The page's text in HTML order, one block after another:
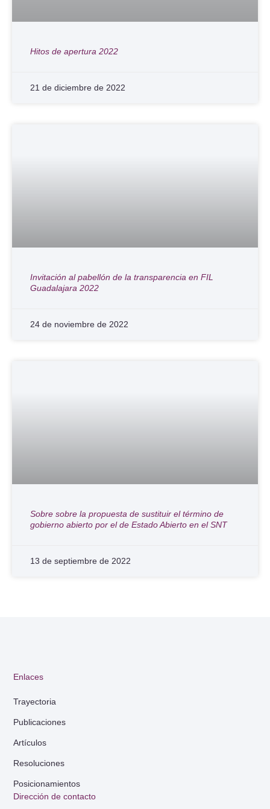
Hitos de apertura 2022
21 de diciembre de 2022
Invitación al pabellón de la transparencia en FIL
Guadalajara 2022
24 de noviembre de 2022
Sobre sobre la propuesta de sustituir el término de
gobierno abierto por el de Estado Abierto en el SNT
13 de septiembre de 2022
Dirección de contacto
Enlaces
Trayectoria
Publicaciones
Artículos
Resoluciones
Posicionamientos